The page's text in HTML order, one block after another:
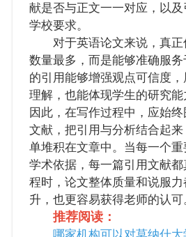
献是否与正文一一对应，以
学校要求。
对于英语论文来说，真正
数量最多，而是能够准确服
的引用能够增强观点可信度
理解，也能体现学生的研究能
因此，在写作过程中，应始
文献，把引用与分析结合起
单堆积在文章中。当每一个
学术依据，每一篇引用文献
程时，论文整体质量和说服
升，也更容易获得老师的认可
推荐阅读：